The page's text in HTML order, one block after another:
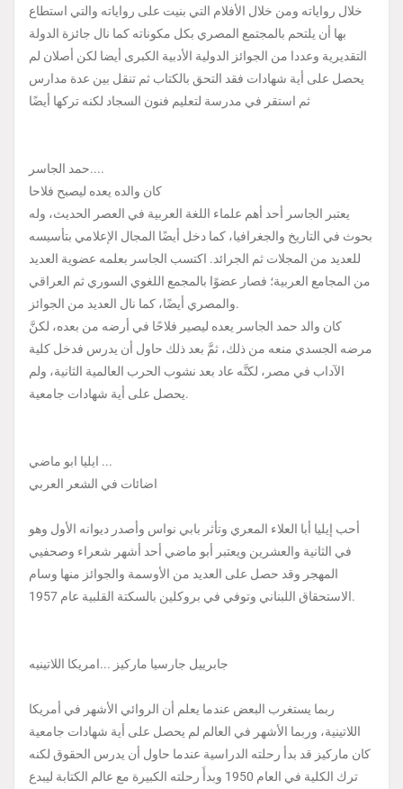
خلال رواياته ومن خلال الأفلام التي بنيت على رواياته والتي استطاع
بها أن يلتحم بالمجتمع المصري بكل مكوناته كما نال جائزة الدولة
التقديرية وعددا من الجوائز الدولية الأدبية الكبرى أيضا لكن أصلان لم
يحصل على أية شهادات فقد التحق بالكتاب ثم تنقل بين عدة مدارس
ثم استقر في مدرسة لتعليم فنون السجاد لكنه تركها أيضًا
حمد الجاسر....
كان والده يعده ليصبح فلاحا
يعتبر الجاسر أحد أهم علماء اللغة العربية في العصر الحديث، وله
بحوث في التاريخ والجغرافيا، كما دخل أيضًا المجال الإعلامي بتأسيسه
للعديد من المجلات ثم الجرائد. اكتسب الجاسر بعلمه عضوية العديد
من المجامع العربية؛ فصار عضوًا بالمجمع اللغوي السوري ثم العراقي
والمصري أيضًا، كما نال العديد من الجوائز.
كان والد حمد الجاسر يعده ليصير فلاحًا في أرضه من بعده، لكنَّ
مرضه الجسدي منعه من ذلك، ثمَّ بعد ذلك حاول أن يدرس فدخل كلية
الآداب في مصر، لكنَّه عاد بعد نشوب الحرب العالمية الثانية، ولم
يحصل على أية شهادات جامعية.
ايليا ابو ماضي ...
اضائات في الشعر العربي
أحب إيليا أبا العلاء المعري وتأثر بابي نواس وأصدر ديوانه الأول وهو
في الثانية والعشرين ويعتبر أبو ماضي أحد أشهر شعراء وصحفيي
المهجر وقد حصل على العديد من الأوسمة والجوائز منها وسام
الاستحقاق اللبناني وتوفي في بروكلين بالسكتة القلبية عام 1957.
جابرييل جارسيا ماركيز ...امريكا اللاتينيه
ربما يستغرب البعض عندما يعلم أن الروائي الأشهر في أمريكا
اللاتينية، وربما الأشهر في العالم لم يحصل على أية شهادات جامعية
كان ماركيز قد بدأ رحلته الدراسية عندما حاول أن يدرس الحقوق لكنه
ترك الكلية في العام 1950 وبدأَ رحلته الكبيرة مع عالم الكتابة ليبدع